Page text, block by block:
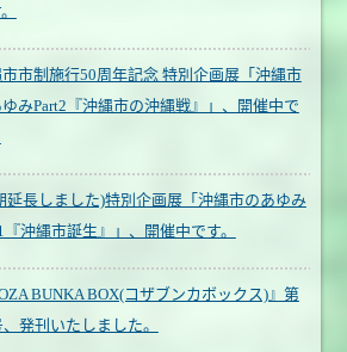
市制施行50周年記念 特別企画展「沖縄市
みPart2『沖縄市の沖縄戦』」、開催中で
延長しました)特別企画展「沖縄市のあゆみ
『沖縄市誕生』」、開催中です。
BUNKA BOX(コザブンカボックス)』第
発刊いたしました。